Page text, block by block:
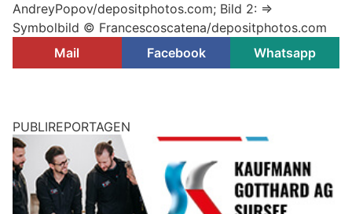
AndreyPopov/depositphotos.com; Bild 2: =>
Symbolbild © Francescoscatena/depositphotos.com
Mail
Facebook Whatsapp